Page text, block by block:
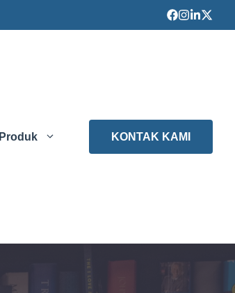
Produk KONTAK KAMI